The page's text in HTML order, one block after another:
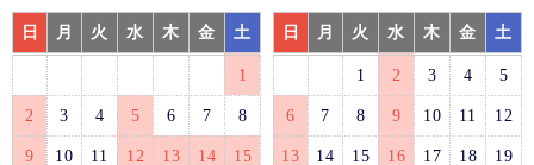
日 月 火 水 木 金 土
1
2 3 4 5 6 7 8
9 10 11 12 13 14 15
日 月 火 水 木 金 土
1 2 3 4 5
6 7 8 9 10 11 12
13 14 15 16 17 18 19